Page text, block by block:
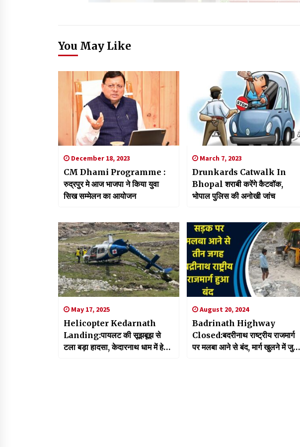
You May Like
December 18, 2023
CM Dhami Programme :
रुद्रपुर मे आज भाजपा ने किया युवा
सिख सम्मेलन का आयोजन
March 7, 2023
Drunkards Catwalk In
Bhopal शराबी करेंगे कैटवॉक,
भोपाल पुलिस की अनोखी जांच
May 17, 2025
Helicopter Kedarnath
Landing:पायलट की सूझबूझ से
टला बड़ा हादसा, केदारनाथ धाम में हेली
August 20, 2024
Badrinath Highway
Closed:बदरीनाथ राष्ट्रीय राजमार्ग
पर मलबा आने से बंद, मार्ग खुलने में जुटी